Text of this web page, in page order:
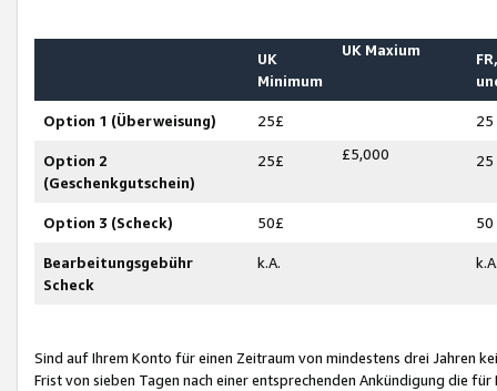
UK
Minimum
UK Maxium
Option 1 (Überweisung) 25£ 25
Option 2
(Geschenkgutschein)
25£ £5,000 25
Option 3 (Scheck) 50£ 50
Bearbeitungsgebühr
Scheck
k.A.
Sind auf Ihrem Konto für einen Zeitraum von mindestens drei Jahren
Frist von sieben Tagen nach einer entsprechenden Ankündigung die